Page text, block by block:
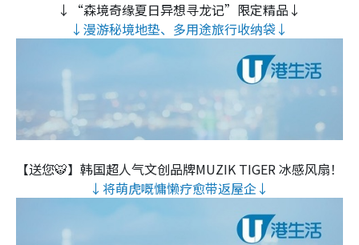
↓“森境奇缘夏日异想寻龙记”限定精品↓
↓漫游秘境地垫、多用途旅行收纳袋↓
【送您🐯】韩国超人气文创品牌MUZIK TIGER 冰感风扇！
↓将萌虎嘅慵懒疗愈带返屋企↓